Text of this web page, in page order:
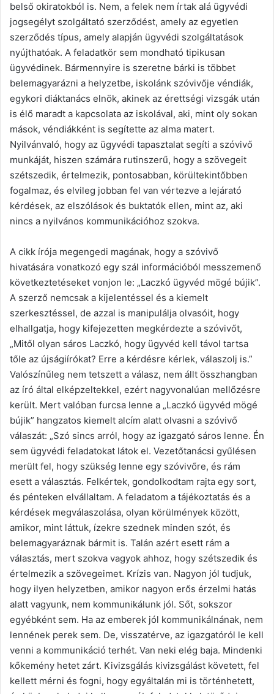
belső okiratokból is. Nem, a felek nem írtak alá ügyvédi
jogsegélyt szolgáltató szerződést, amely az egyetlen
szerződés típus, amely alapján ügyvédi szolgáltatások
nyújthatóak. A feladatkör sem mondható tipikusan
ügyvédinek. Bármennyire is szeretne bárki is többet
belemagyarázni a helyzetbe, iskolánk szóvivője véndiák,
egykori diáktanács elnök, akinek az érettségi vizsgák után
is élő maradt a kapcsolata az iskolával, aki, mint oly sokan
mások, véndiákként is segítette az alma matert.
Nyilvánvaló, hogy az ügyvédi tapasztalat segíti a szóvivő
munkáját, hiszen számára rutinszerű, hogy a szövegeit
szétszedik, értelmezik, pontosabban, körültekintőbben
fogalmaz, és elvileg jobban fel van vértezve a lejárató
kérdések, az elszólások és buktatók ellen, mint az, aki
nincs a nyilvános kommunikációhoz szokva.
A cikk írója megengedi magának, hogy a szóvivő
hivatására vonatkozó egy szál információból messzemenő
következtetéseket vonjon le: „Laczkó ügyvéd mögé bújik”.
A szerző nemcsak a kijelentéssel és a kiemelt
szerkesztéssel, de azzal is manipulálja olvasóit, hogy
elhallgatja, hogy kifejezetten megkérdezte a szóvivőt,
„Mitől olyan sáros Laczkó, hogy ügyvéd kell távol tartsa
tőle az újságiírókat? Erre a kérdésre kérlek, válaszolj is.”
Valószínűleg nem tetszett a válasz, nem állt összhangban
az író által elképzeltekkel, ezért nagyvonalúan mellőzésre
került. Mert valóban furcsa lenne a „Laczkó ügyvéd mögé
bújik” hangzatos kiemelt alcím alatt olvasni a szóvivő
válaszát: „Szó sincs arról, hogy az igazgató sáros lenne. Én
sem ügyvédi feladatokat látok el. Vezetőtanácsi gyűlésen
merült fel, hogy szükség lenne egy szóvivőre, és rám
esett a választás. Felkértek, gondolkodtam rajta egy sort,
és pénteken elvállaltam. A feladatom a tájékoztatás és a
kérdések megválaszolása, olyan körülmények között,
amikor, mint láttuk, ízekre szednek minden szót, és
belemagyaráznak bármit is. Talán azért esett rám a
választás, mert szokva vagyok ahhoz, hogy szétszedik és
értelmezik a szövegeimet. Krízis van. Nagyon jól tudjuk,
hogy ilyen helyzetben, amikor nagyon erős érzelmi hatás
alatt vagyunk, nem kommunikálunk jól. Sőt, sokszor
egyébként sem. Ha az emberek jól kommunikálnának, nem
lennének perek sem. De, visszatérve, az igazgatóról le kell
venni a kommunikáció terhét. Van neki elég baja. Mindenki
kőkemény hetet zárt. Kivizsgálás kivizsgálást követett, fel
kellett mérni és fogni, hogy egyáltalán mi is történhetett,